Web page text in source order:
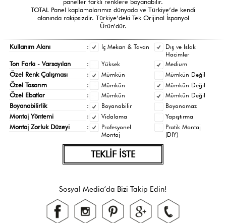
TOTAL Panel kaplamalarımız dünyada ve Türkiye’de kendi
alanında rakipsizdir. Türkiye’deki Tek Orijinal İspanyol
Ürün’dür.
Kullanım Alanı : İç Mekan & Tavan
Dış ve Islak
Hacimler
Ton Farkı - Varsayılan : Yüksek Medium
Özel Renk Çalışması : Mümkün Mümkün Değil
Özel Tasarım : Mümkün Mümkün Değil
Özel Ebatlar : Mümkün Mümkün Değil
Boyanabilirlik : Boyanabilir Boyanamaz
Montaj Yöntemi : Vidalama Yapıştırma
Montaj Zorluk Düzeyi :
Profesyonel
Montaj
Pratik Montaj
(DIY)
TEKLİF İSTE
Sosyal Media’da Bizi Takip Edin!